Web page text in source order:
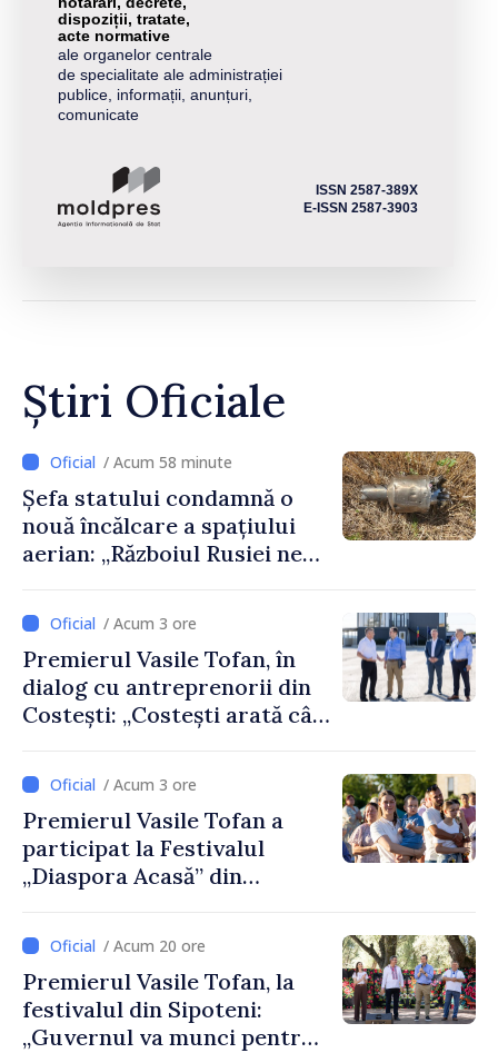
dispoziții, tratate,
acte normative
ale organelor centrale
de specialitate ale administrației
publice, informații, anunțuri,
comunicate
ISSN 2587-389X
E-ISSN 2587-3903
Știri Oficiale
/ Acum 58 minute
Șefa statului condamnă o
nouă încălcare a spațiului
aerian: „Războiul Rusiei ne
/ Acum 3 ore
Premierul Vasile Tofan, în
dialog cu antreprenorii din
Costești: „Costești arată cât
comunitate atunci când
există inițiativă, muncă și
spirit antreprenorial”
/ Acum 3 ore
Premierul Vasile Tofan a
participat la Festivalul
„Diaspora Acasă” din
/ Acum 20 ore
Premierul Vasile Tofan, la
festivalul din Sipoteni:
„Guvernul va munci pentru